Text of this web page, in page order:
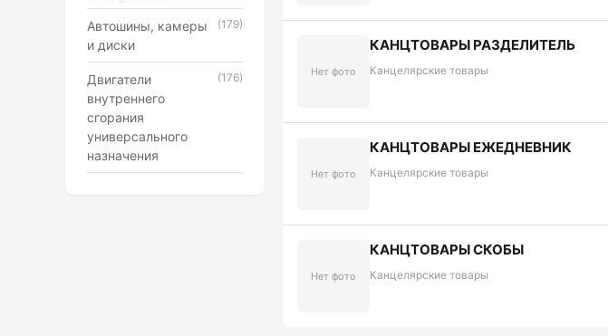
Автошины, камеры
и диски
(179)
Двигатели
внутреннего
сгорания
универсального
назначения
(176) Нет фото
КАНЦТОВАРЫ РАЗДЕЛИТЕЛЬ
Канцелярские товары
Нет фото
КАНЦТОВАРЫ ЕЖЕДНЕВНИК
Канцелярские товары
Нет фото
КАНЦТОВАРЫ СКОБЫ
Канцелярские товары